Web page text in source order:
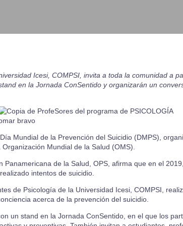
Icesi, COMPSI, invita a toda la comunidad a
en la Jornada ConSentido y organizarán un
Mundial de la Prevención del Suicidio (DMPS),
Mundial de la Salud (OMS).
de la Salud, OPS, afirma que en el
intentos de suicidio.
de Psicología de la Universidad Icesi, COMPSI,
acerca de la prevención del suicidio.
un stand en la Jornada ConSentido, en el que los